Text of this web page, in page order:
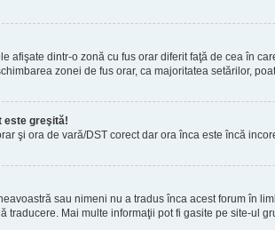
afişate dintr-o zonă cu fus orar diferit faţă de cea în
zonei de fus orar, ca majoritatea setărilor,
este greşită!
şi ora de vară/DST corect dar ora înca este încă
sau nimeni nu a tradus înca acest forum în
traducere. Mai multe informaţii pot fi gasite pe site-ul